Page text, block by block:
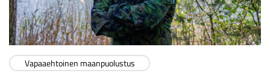
Vapaaehtoinen maanpuolustus